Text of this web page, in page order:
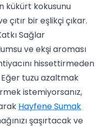
kükürt kokusunu
çıtır bir eşlikçi çıkar.
Sağlar
ve ekşi aroması
hissettirmeden
Eğer tuzu azaltmak
istemiyorsanız,
Hayfene Sumak
şaşırtacak ve